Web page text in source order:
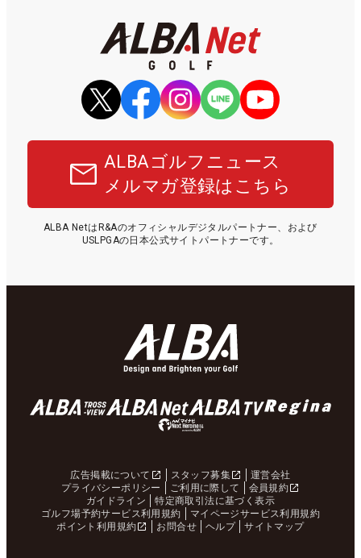
ALBAゴルフニュース
メルマガ登録はこちら
ALBA NetはR&Aのオフィシャルデジタルパートナー、および
USLPGAの日本公式サイトパートナーです。
広告掲載について スタッフ募集
運営会社
プライバシーポリシー
ご利用に際して
会員規約
ガイドライン
特定商取引法に基づく表示
ゴルフ場予約サービス利用規約
マイページサービス利用規約
ポイント利用規約
お問合せ ヘルプ サイトマップ